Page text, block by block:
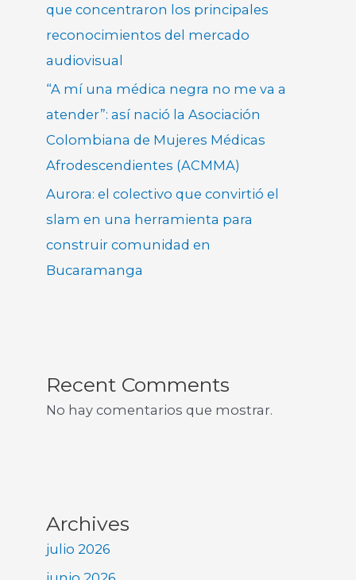
que concentraron los principales
reconocimientos del mercado
audiovisual
“A mí una médica negra no me va a
atender”: así nació la Asociación
Colombiana de Mujeres Médicas
Afrodescendientes (ACMMA)
Aurora: el colectivo que convirtió el
slam en una herramienta para
construir comunidad en
Bucaramanga
Recent Comments
No hay comentarios que mostrar.
Archives
julio 2026